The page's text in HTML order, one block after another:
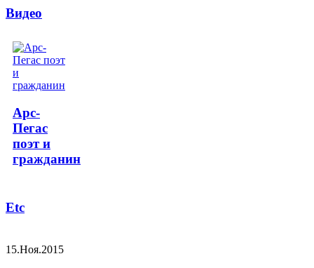
Видео
Арс-
Пегас
поэт и
гражданин
Etc
15.Ноя.2015